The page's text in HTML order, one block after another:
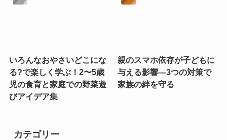
いろんなおやさいどこにな
る?で楽しく学ぶ！2〜5歳
児の食育と家庭での野菜遊
びアイデア集
親のスマホ依存が子どもに
与える影響—3つの対策で
家族の絆を守る
カテゴリー